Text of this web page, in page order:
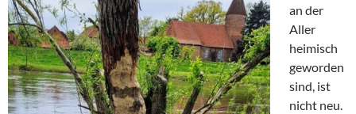
an der
Aller
heimisch
geworden
sind, ist
nicht neu.